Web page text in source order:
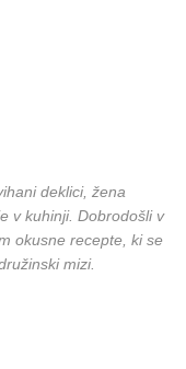
deklici, žena
v kuhinji. Dobrodošli v
okusne recepte, ki se
mizi.